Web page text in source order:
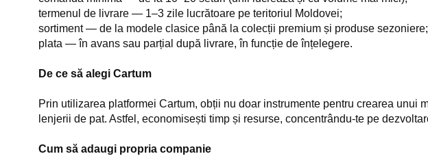
termenul de livrare — 1–3 zile lucrătoare pe teritoriul Moldovei;
sortiment — de la modele clasice până la colecții premium și produse sezoniere;
plata — în avans sau parțial după livrare, în funcție de înțelegere.
De ce să alegi Cartum
Prin utilizarea platformei Cartum, obții nu doar instrumente pentru crearea
lenjerii de pat. Astfel, economisești timp și resurse, concentrându-te pe
Cum să adaugi propria companie